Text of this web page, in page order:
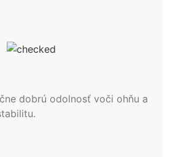
dobrú odolnosť voči ohňu a